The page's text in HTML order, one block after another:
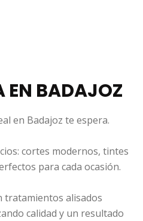
EN BADAJOZ
en Badajoz te espera.
cortes modernos, tintes
para cada ocasión.
tratamientos alisados
calidad y un resultado